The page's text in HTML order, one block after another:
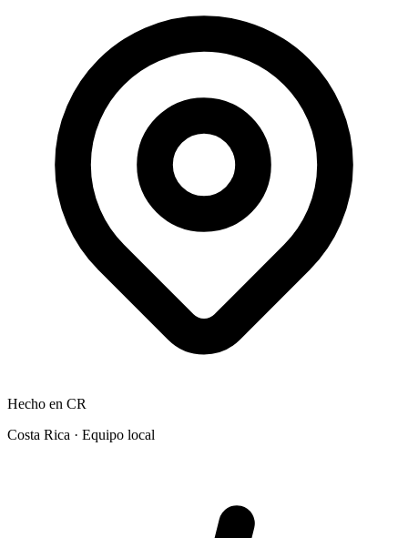
Hecho en CR
Costa Rica · Equipo local